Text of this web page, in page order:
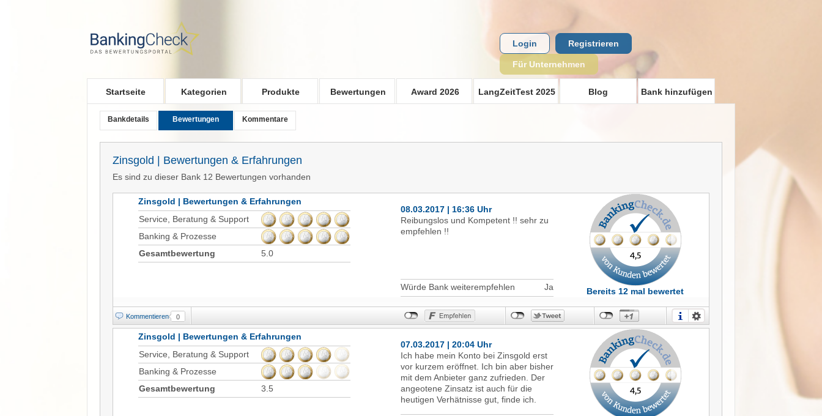
Startseite Kategorien Produkte Bewertungen Award 2026 LangZeitTest 2025 Blog Bank hinzufügen
Login Registrieren
Für Unternehmen
Bankdetails Bewertungen Kommentare
Zinsgold | Bewertungen & Erfahrungen
Es sind zu dieser Bank 12 Bewertungen vorhanden
Zinsgold | Bewertungen & Erfahrungen
Service, Beratung & Support
Banking & Prozesse
Gesamtbewertung
5.0
08.03.2017 | 16:36 Uhr
Reibungslos und Kompetent !! sehr zu
empfehlen !!
Würde Bank weiterempfehlen Ja Bereits 12 mal bewertet
Kommentieren 0
Zinsgold | Bewertungen & Erfahrungen
Service, Beratung & Support
Banking & Prozesse
Gesamtbewertung
3.5
07.03.2017 | 20:04 Uhr
Ich habe mein Konto bei Zinsgold erst
vor kurzem eröffnet. Ich bin aber bisher
mit dem Anbieter ganz zufrieden. Der
angeotene Zinsatz ist auch für die
heutigen Verhätnisse gut, finde ich.